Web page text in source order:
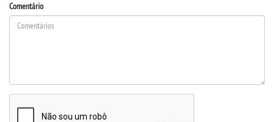
Comentário